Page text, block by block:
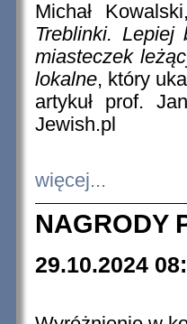
Michał
Treblinki. Lepiej
miasteczek
lokalne, który
artykuł prof.
Jewish.pl
więcej...
NAGRODY
29.10.2024